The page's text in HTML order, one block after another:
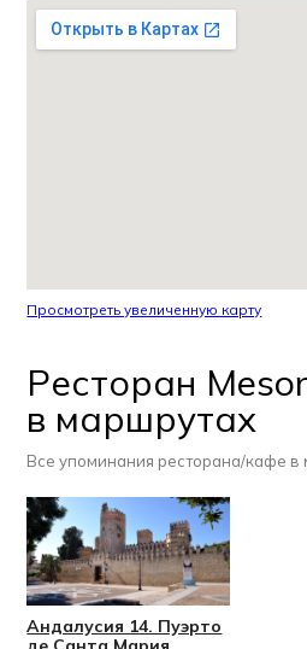
Просмотреть увеличенную карту
Ресторан
в маршрутах
Все упоминания ресторана/кафе в
Андалусия 14. Пуэрто